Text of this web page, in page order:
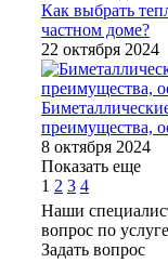
Как выбрать
частном доме?
22 октября 2024
преимущества,
8 октября 2024
Показать еще
1 2 3 4
Наши
вопрос по услуге
Задать вопрос